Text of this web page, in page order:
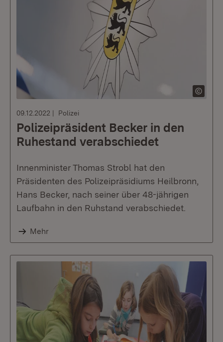
09.12.2022 Polizei
Polizeipräsident Becker in den
Ruhestand verabschiedet
Innenminister Thomas Strobl hat den
Präsidenten des Polizeipräsidiums Heilbronn,
Hans Becker, nach seiner über 48-jährigen
Laufbahn in den Ruhstand verabschiedet.
Mehr